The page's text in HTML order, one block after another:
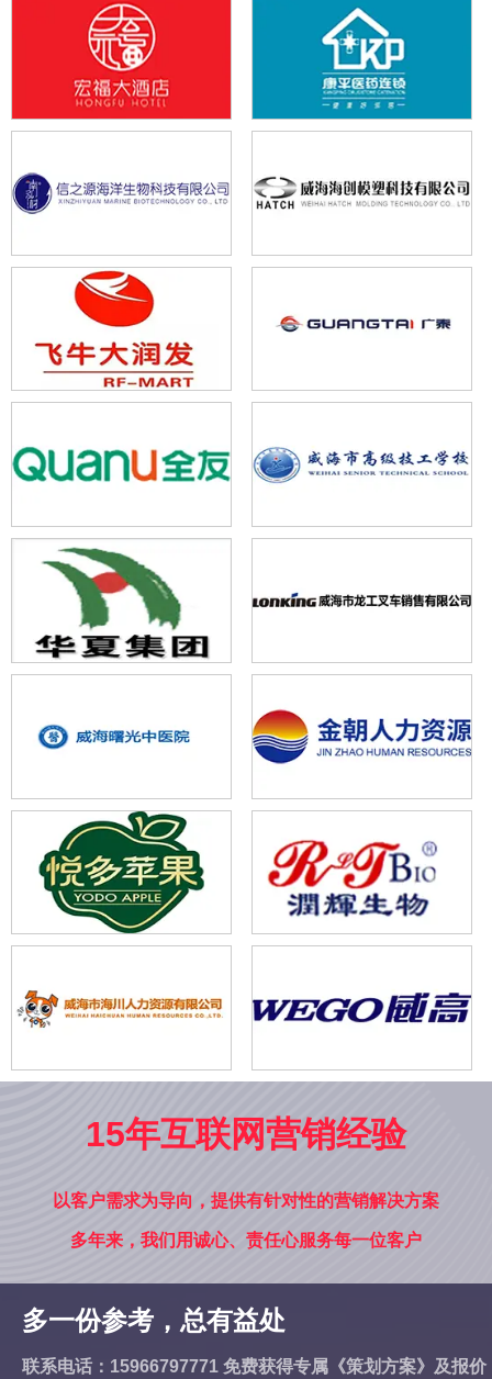
15年互联网营销经验
以客户需求为导向，提供有针对性的营销解决方案
多年来，我们用诚心、责任心服务每一位客户
多一份参考，总有益处
联系电话：15966797771 免费获得专属《策划方案》及报价